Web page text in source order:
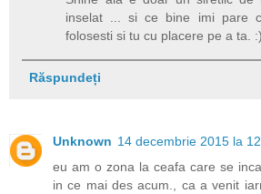
inselat ... si ce bine imi pare
folosesti si tu cu placere pe a ta. :)
Răspundeți
Unknown 14 decembrie 2015 la
eu am o zona la ceafa care se
in ce mai des acum., ca a venit